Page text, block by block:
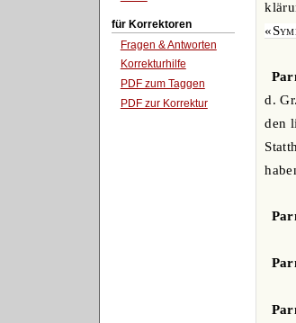
für Korrektoren
Fragen & Antworten
Korrekturhilfe
PDF zum Taggen
PDF zur Korrektur
d.
den